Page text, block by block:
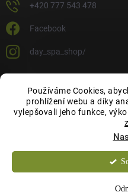
Používáme Cookies,
prohlížení webu a díky
vylepšovali jeho funkce,
+420 777 543 478
Facebook
day_spa_shop/
OCHRANA